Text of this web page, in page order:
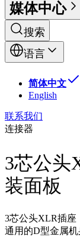
媒体中心
搜索
语言
简体中文
English
联系我们
连接器
3芯公头
装面板
3芯公头XLR插座
通用的D型金属